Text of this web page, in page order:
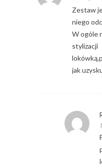
Zestaw
niego
W ogóle
stylizacji
jak